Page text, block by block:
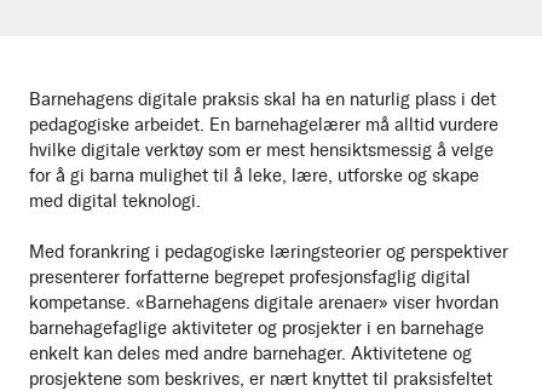
Barnehagens digitale praksis skal ha en naturlig plass i det
pedagogiske arbeidet. En barnehagelærer må alltid vurdere
hvilke digitale verktøy som er mest hensiktsmessig å velge
for å gi barna mulighet til å leke, lære, utforske og skape
med digital teknologi.
Med forankring i pedagogiske læringsteorier og perspektiver
presenterer forfatterne begrepet profesjonsfaglig digital
kompetanse. «Barnehagens digitale arenaer» viser hvordan
barnehagefaglige aktiviteter og prosjekter i en barnehage
enkelt kan deles med andre barnehager. Aktivitetene og
prosjektene som beskrives, er nært knyttet til praksisfeltet